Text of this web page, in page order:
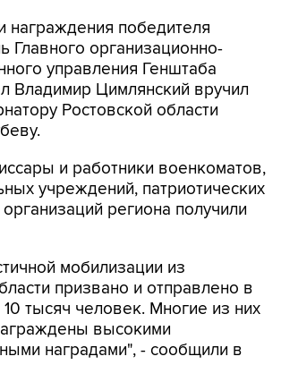
награждения победителя
Главного организационно-
управления Генштаба
Владимир Цимлянский вручил
Ростовской области
и работники военкоматов,
учреждений, патриотических
региона получили
мобилизации из
призвано и отправлено в
тысяч человек. Многие из них
высокими
наградами", - сообщили в